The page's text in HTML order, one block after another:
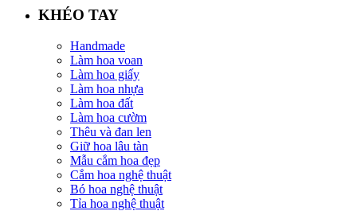
KHÉO TAY
Handmade
Làm hoa voan
Làm hoa giấy
Làm hoa nhựa
Làm hoa đất
Làm hoa cườm
Thêu và đan len
Giữ hoa lâu tàn
Mẫu cắm hoa đẹp
Cắm hoa nghệ thuật
Bó hoa nghệ thuật
Tỉa hoa nghệ thuật